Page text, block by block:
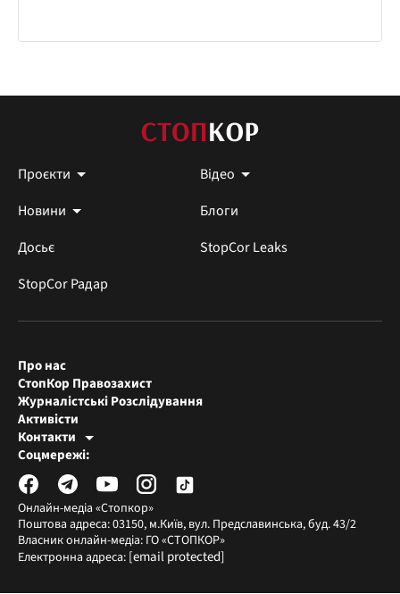
Проєкти
Відео
Новини
Блоги
Досьє
StopCor Leaks
StopCor Радар
Онлайн-медіа «Стопкор»
Поштова адреса: 03150, м.Київ, вул. Предславинська, буд. 43/2
Власник онлайн-медіа: ГО «СТОПКОР»
Електронна адреса: [email protected]
Про нас
СтопКор Правозахист
Журналістські Розслідування
Активісти
Контакти
Редакція СтопКора
Журналісти-розслідувачі
Соцмережі: